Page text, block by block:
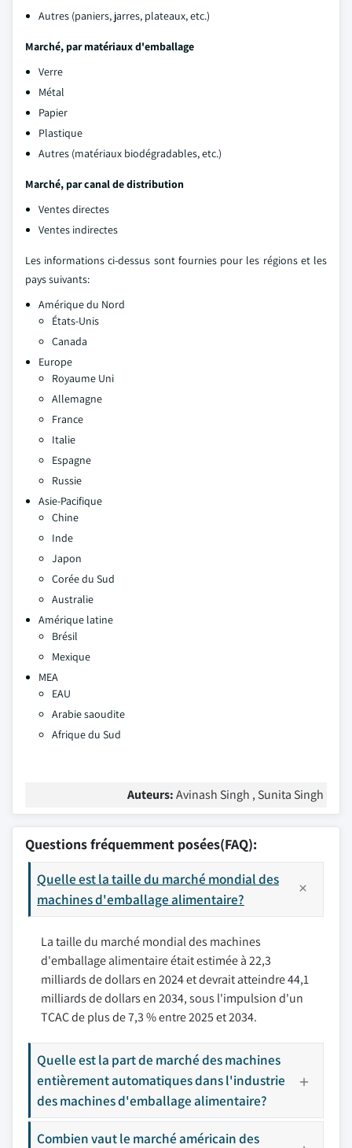
Autres (paniers, jarres, plateaux, etc.)
Marché, par matériaux d'emballage
Verre
Métal
Papier
Plastique
Autres (matériaux biodégradables, etc.)
Marché, par canal de distribution
Ventes directes
Ventes indirectes
Les informations ci-dessus sont fournies pour les régions et les
pays suivants:
Amérique du Nord
États-Unis
Canada
Europe
Royaume Uni
Allemagne
France
Italie
Espagne
Russie
Asie-Pacifique
Chine
Inde
Japon
Corée du Sud
Australie
Amérique latine
Brésil
Mexique
MEA
EAU
Arabie saoudite
Afrique du Sud
Auteurs:Avinash Singh , Sunita Singh
Questions fréquemment posées(FAQ):
Quelle est la taille du marché mondial des
machines d'emballage alimentaire?
La taille du marché mondial des machines
d'emballage alimentaire était estimée à 22,3
milliards de dollars en 2024 et devrait atteindre 44,1
milliards de dollars en 2034, sous l'impulsion d'un
TCAC de plus de 7,3 % entre 2025 et 2034.
Quelle est la part de marché des machines
entièrement automatiques dans l'industrie
des machines d'emballage alimentaire?
Combien vaut le marché américain des